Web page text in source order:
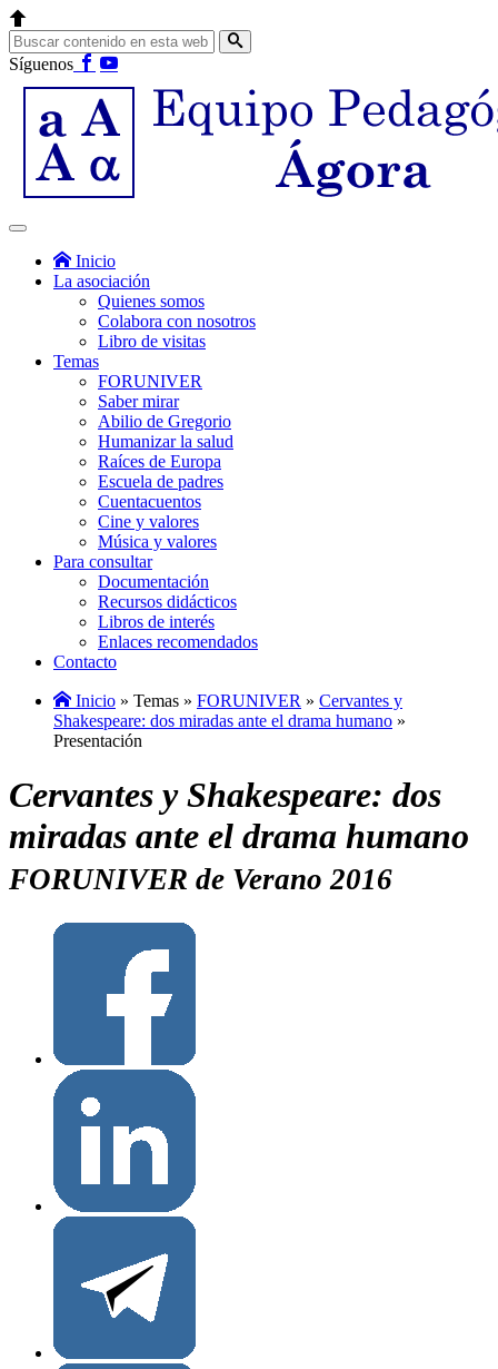
Síguenos
Inicio
La asociación
Quienes somos
Colabora con nosotros
Libro de visitas
Temas
FORUNIVER
Saber mirar
Abilio de Gregorio
Humanizar la salud
Raíces de Europa
Escuela de padres
Cuentacuentos
Cine y valores
Música y valores
Para consultar
Documentación
Recursos didácticos
Libros de interés
Enlaces recomendados
Contacto
Inicio » Temas » FORUNIVER » Cervantes y
Shakespeare: dos miradas ante el drama humano »
Presentación
Cervantes y Shakespeare: dos
miradas ante el drama humano
FORUNIVER de Verano 2016